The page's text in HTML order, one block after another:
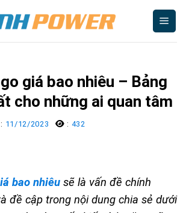
giá bao nhiêu – Bảng
cho những ai quan tâm
: 11/12/2023 : 432
bao nhiêu sẽ là vấn đề chính
đề cập trong nội dung chia sẻ dưới